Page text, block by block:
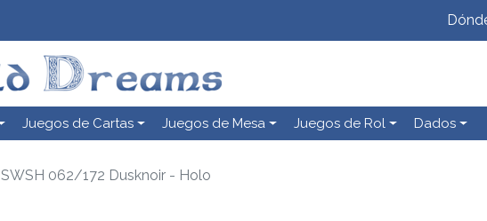
Juegos de Cartas Juegos de Mesa Juegos de Rol Dados
SWSH 062/172 Dusknoir - Holo